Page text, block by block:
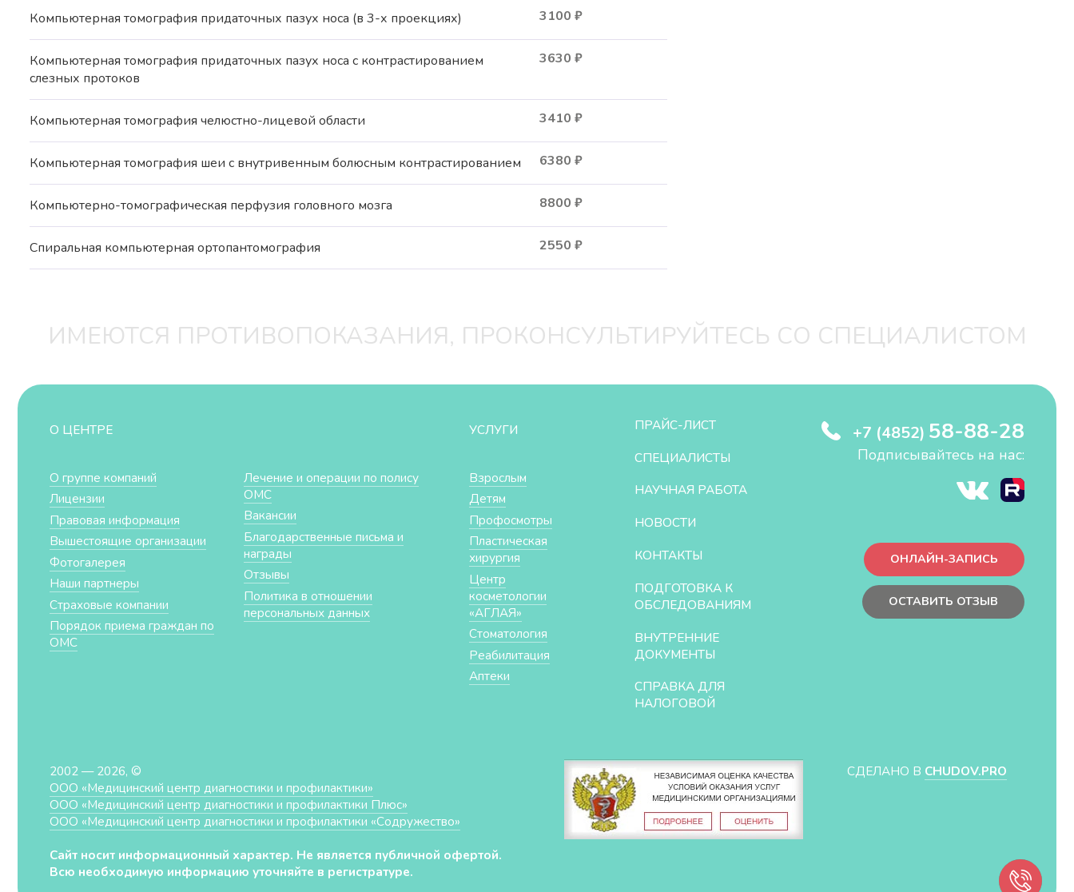
Компьютерная томография придаточных пазух носа (в 3-х проекциях) 3100 ₽
Компьютерная томография придаточных пазух носа c контрастированием
слезных протоков
3630 ₽
Компьютерная томография челюстно-лицевой области 3410 ₽
Компьютерная томография шеи с внутривенным болюсным контрастированием 6380 ₽
Компьютерно-томографическая перфузия головного мозга 8800 ₽
Спиральная компьютерная ортопантомография 2550 ₽
ИМЕЮТСЯ ПРОТИВОПОКАЗАНИЯ, ПРОКОНСУЛЬТИРУЙТЕСЬ СО СПЕЦИАЛИСТОМ
О ЦЕНТРЕ
О группе компаний
Лицензии
Правовая информация
Вышестоящие организации
Фотогалерея
Наши партнеры
Страховые компании
Порядок приема граждан по
ОМС
Лечение и операции по полису
ОМС
Вакансии
Благодарственные письма и
награды
Отзывы
Политика в отношении
персональных данных
УСЛУГИ
Взрослым
Детям
Профосмотры
Пластическая
хирургия
Центр
косметологии
«АГЛАЯ»
Стоматология
Реабилитация
Аптеки
ПРАЙС-ЛИСТ
СПЕЦИАЛИСТЫ
НАУЧНАЯ РАБОТА
НОВОСТИ
КОНТАКТЫ
ПОДГОТОВКА К
ОБСЛЕДОВАНИЯМ
ВНУТРЕННИЕ
ДОКУМЕНТЫ
СПРАВКА ДЛЯ
НАЛОГОВОЙ
+7 (4852) 58-88-28
Подписывайтесь на нас:
ОНЛАЙН-ЗАПИСЬ
ОСТАВИТЬ ОТЗЫВ
2002 — 2026, ©
ООО «Медицинский центр диагностики и профилактики»
ООО «Медицинский центр диагностики и профилактики Плюс»
ООО «Медицинский центр диагностики и профилактики «Cодружество»
Сайт носит информационный характер. Не является публичной офертой.
Всю необходимую информацию уточняйте в регистратуре.
СДЕЛАНО В CHUDOV.PRO